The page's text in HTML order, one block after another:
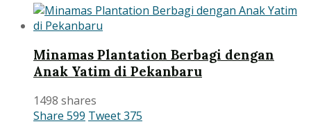
Minamas Plantation Berbagi dengan
Anak Yatim di Pekanbaru
1498 shares
Share 599 Tweet375